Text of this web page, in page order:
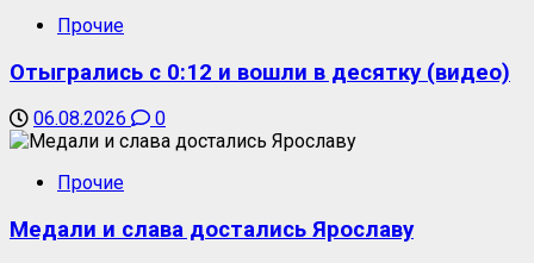
Прочие
Отыгрались с 0:12 и вошли в десятку (видео)
06.08.2026 0
Прочие
Медали и слава достались Ярославу